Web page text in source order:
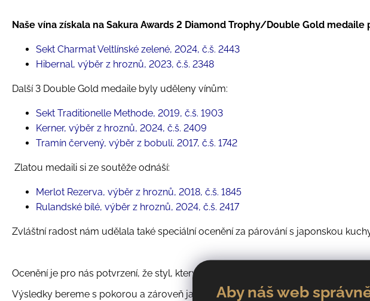
Aby náš web
Naše vína získala na Sakura Awards 2 Diamond Trophy/Double Gold medaile
Sekt Charmat Veltlínské zelené, 2024, č.š. 2443
Hibernal, výběr z hroznů, 2023, č.š. 2348
Další 3 Double Gold medaile byly uděleny vínům:
Sekt Traditionelle Methode, 2019, č.š. 1903
Kerner, výběr z hroznů, 2024, č.š. 2409
Tramín červený, výběr z bobulí, 2017, č.š. 1742
Zlatou medaili si ze soutěže odnáší:
Merlot Rezerva, výběr z hroznů, 2018, č.š. 1845
Rulandské bílé, výběr z hroznů, 2024, č.š. 2417
Zvláštní radost nám udělala také speciální ocenění za párování s japonskou
Ocenění je pro nás potvrzení, že styl, který dlouhodobě budujeme – důraz na
Výsledky bereme s pokorou a zároveň jako povzbuzení do další práce.